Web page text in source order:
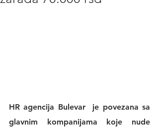
HR agencija Bulevar
  je povezana sa
glavnim kompanijama koje nude